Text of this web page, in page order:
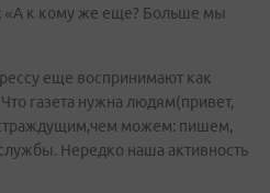
«А к кому же еще? Больше мы
еще воспринимают как
газета нужна людям(привет,
можем: пишем,
Нередко наша активность